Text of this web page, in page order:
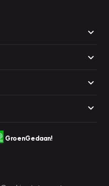
GroenGedaan!